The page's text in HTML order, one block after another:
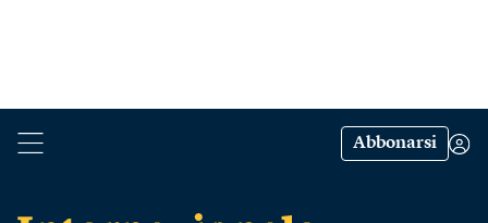
Abbonarsi